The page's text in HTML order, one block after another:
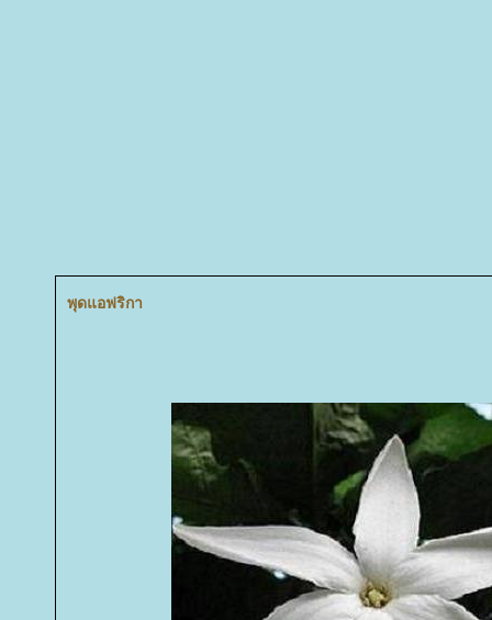
พุดแอฟริกา